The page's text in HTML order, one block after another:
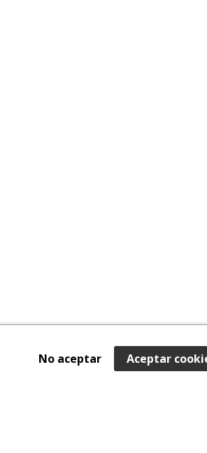
Aceptar
No aceptar